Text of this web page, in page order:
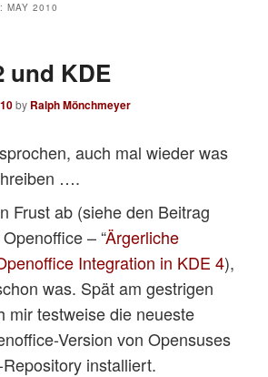
MAY 2010
und KDE
by Ralph Mönchmeyer
auch mal wieder was
….
Frust ab (siehe den Beitrag
– “Ärgerliche
Integration in KDE 4),
was. Spät am gestrigen
mir testweise die neueste
Version von Opensuses
Repository installiert.